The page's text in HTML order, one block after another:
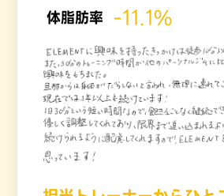
体脂肪率 -11.1%